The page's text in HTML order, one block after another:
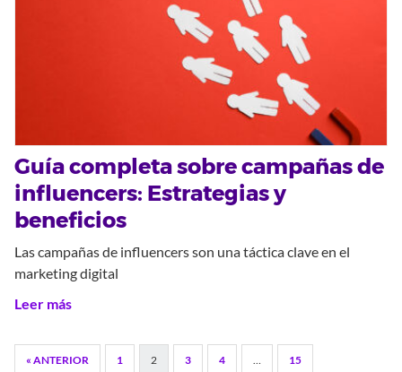
Guía completa sobre campañas de
influencers: Estrategias y
beneficios
Las campañas de influencers son una táctica clave en el
marketing digital
Leer más
« ANTERIOR 1 2 3 4 15